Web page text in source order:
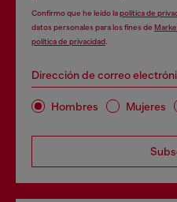
Confirmo que he leído lapolítica de
datos personales para los fines de
política de privacidad
Dirección de correo
Hombres Mujeres